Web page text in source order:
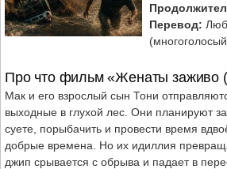
Перевод:
Про что фильм «Женаты заживо
Мак и его взрослый сын Тони
выходные в глухой лес. Они планируют
суете, порыбачить и провести время
добрые времена. Но их идиллия
джип срывается с обрыва и падает в